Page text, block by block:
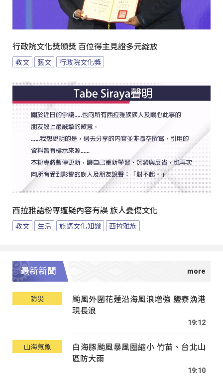
行政院文化獎頒獎 百位得主見證多元綻放
教文 藝文 行政院文化獎
西拉雅語粉專遭疑內容有誤 族人憂傷文化
教文 生活 族語文化知識 西拉雅族
最新新聞
防災
颱風外圍花蓮沿海風浪增強 鹽寮漁港
現長浪
19:12
山海氣象
白海豚颱風暴風圈縮小 竹苗、台北山
區防大雨
19:10